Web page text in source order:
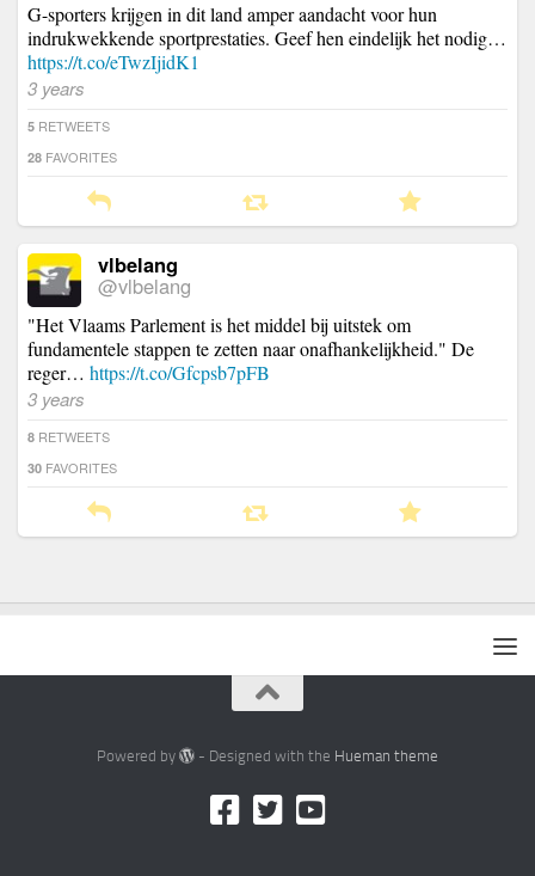
G-sporters krijgen in dit land amper aandacht voor hun
indrukwekkende sportprestaties. Geef hen eindelijk het nodig…
https://t.co/eTwzIjidK1
3 years
5 RETWEETS
28 FAVORITES
vlbelang
@vlbelang
"Het Vlaams Parlement is het middel bij uitstek om
fundamentele stappen te zetten naar onafhankelijkheid." De
reger… https://t.co/Gfcpsb7pFB
3 years
8 RETWEETS
30 FAVORITES
Powered by - Designed with the Hueman theme